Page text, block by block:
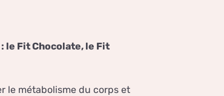
: le Fit Chocolate, le Fit
le métabolisme du corps et